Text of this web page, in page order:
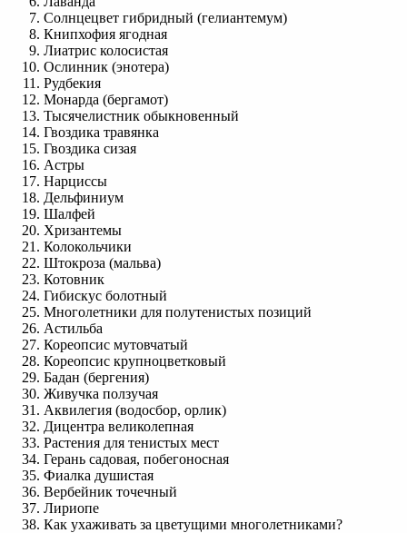
Солнцецвет гибридный (гелиантемум)
Книпхофия ягодная
Лиатрис колосистая
Ослинник (энотера)
Рудбекия
Монарда (бергамот)
Тысячелистник обыкновенный
Гвоздика травянка
Гвоздика сизая
Астры
Нарциссы
Дельфиниум
Шалфей
Хризантемы
Колокольчики
Штокроза (мальва)
Котовник
Гибискус болотный
Многолетники для полутенистых позиций
Астильба
Кореопсис мутовчатый
Кореопсис крупноцветковый
Бадан (бергения)
Живучка ползучая
Аквилегия (водосбор, орлик)
Дицентра великолепная
Растения для тенистых мест
Герань садовая, побегоносная
Фиалка душистая
Вербейник точечный
Лириопе
Как ухаживать за цветущими многолетниками?